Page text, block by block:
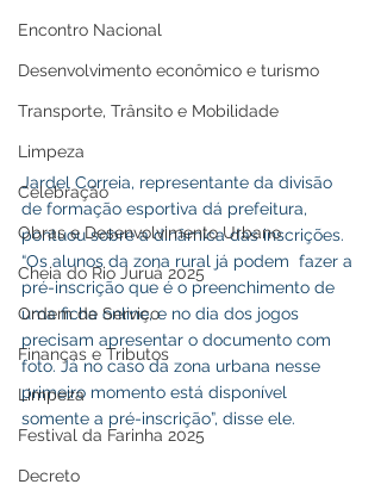
Encontro Nacional
Desenvolvimento econômico e turismo
Transporte, Trânsito e Mobilidade
Limpeza
Celebração
Obras e Desenvolvimento Urbano
Cheia do Rio Juruá 2025
Ordem de Serviço
Finanças e Tributos
Limpeza
Festival da Farinha 2025
Decreto
Jardel Correia, representante da divisão
de formação esportiva dá prefeitura,
pontuou sobre a dinâmica das inscrições.
“Os alunos da zona rural já podem  fazer a
pré-inscrição que é o preenchimento de
uma ficha online, e no dia dos jogos
precisam apresentar o documento com
foto. Já no caso da zona urbana nesse
primeiro momento está disponível
somente a pré-inscrição”, disse ele.